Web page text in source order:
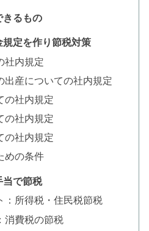
きるもの
定を作り節税対策
社内規定
出産についての社内規定
の社内規定
の社内規定
の社内規定
めの条件
当で節税
：所得税・住民税節税
消費税の節税